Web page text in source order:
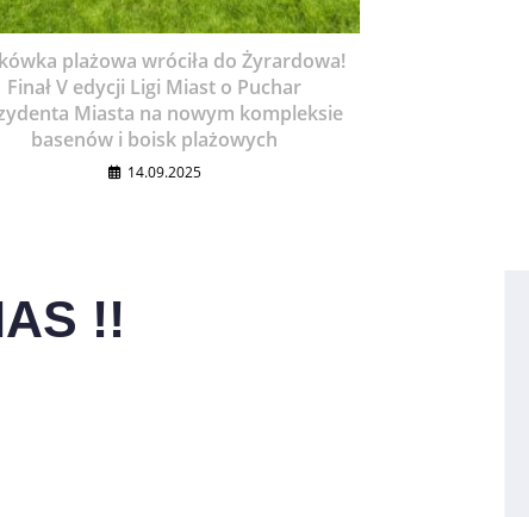
plażowa wróciła do Żyrardowa!
Finał V edycji Ligi Miast o Puchar
Miasta na nowym kompleksie
basenów i boisk plażowych
14.09.2025
!!